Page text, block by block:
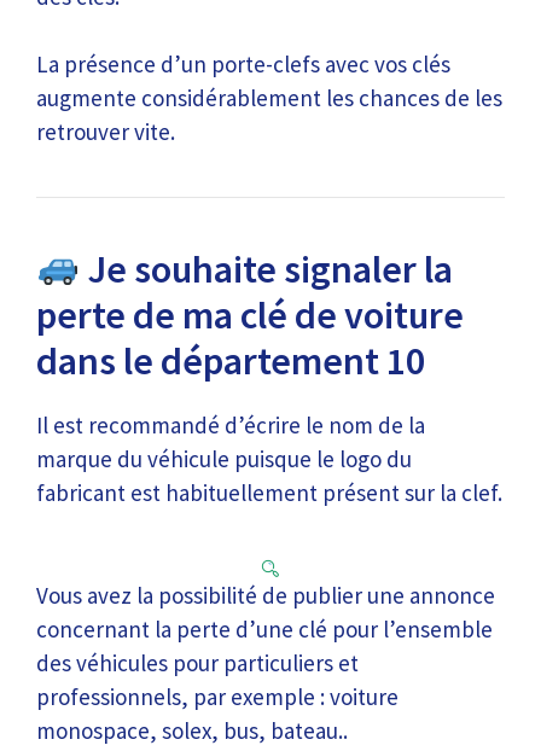
La présence d’un porte-clefs avec vos clés
augmente considérablement les chances de les
retrouver vite.
Je souhaite signaler la
perte de ma clé de voiture
dans le département 10
Il est recommandé d’écrire le nom de la
marque du véhicule puisque le logo du
fabricant est habituellement présent sur la clef.
Vous avez la possibilité de publier une annonce
concernant la perte d’une clé pour l’ensemble
des véhicules pour particuliers et
professionnels, par exemple : voiture
monospace, solex, bus, bateau..